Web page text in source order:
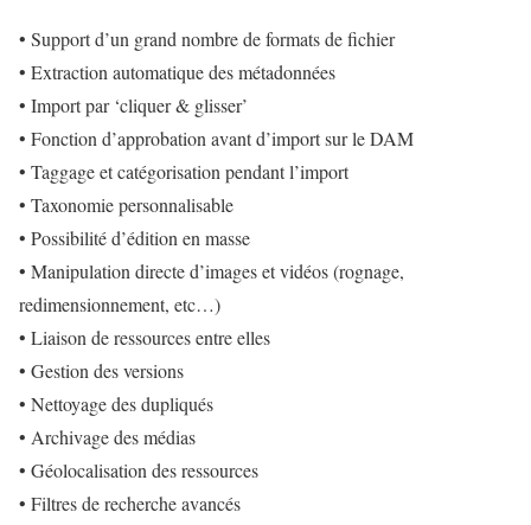
• Support d’un grand nombre de formats de fichier
• Extraction automatique des métadonnées
• Import par ‘cliquer & glisser’
• Fonction d’approbation avant d’import sur le DAM
• Taggage et catégorisation pendant l’import
• Taxonomie personnalisable
• Possibilité d’édition en masse
• Manipulation directe d’images et vidéos (rognage,
redimensionnement, etc…)
• Liaison de ressources entre elles
• Gestion des versions
• Nettoyage des dupliqués
• Archivage des médias
• Géolocalisation des ressources
• Filtres de recherche avancés